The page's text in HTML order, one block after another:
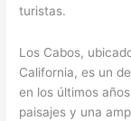
turistas.
Los Cabos,
California, es un
en los últimos
paisajes y una